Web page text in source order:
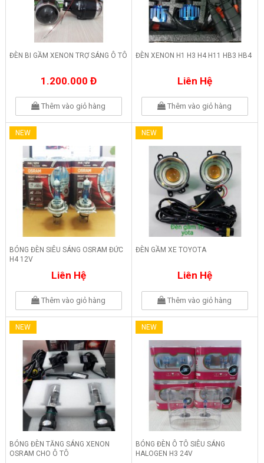
ĐÈN BI GẦM XENON TRỢ SÁNG Ô TÔ
1.200.000 Đ
Thêm vào giỏ hàng
ĐÈN XENON H1 H3 H4 H11 HB3 HB4
Liên Hệ
Thêm vào giỏ hàng
NEW
BÓNG ĐÈN SIÊU SÁNG OSRAM ĐỨC
H4 12V
Liên Hệ
Thêm vào giỏ hàng
NEW
ĐÈN GẦM XE TOYOTA
Liên Hệ
Thêm vào giỏ hàng
NEW
BÓNG ĐÈN TĂNG SÁNG XENON
OSRAM CHO Ô TÔ
NEW
BÓNG ĐÈN Ô TÔ SIÊU SÁNG
HALOGEN H3 24V